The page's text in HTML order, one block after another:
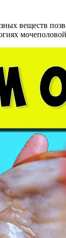
веществ